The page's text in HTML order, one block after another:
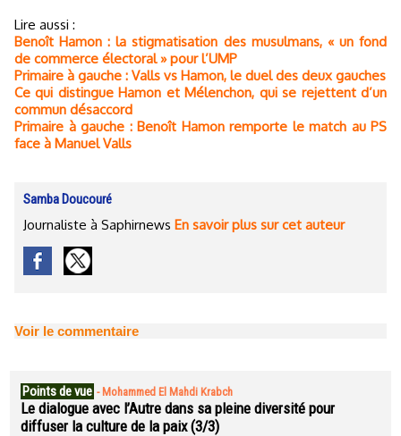
Lire aussi :
Benoît Hamon : la stigmatisation des musulmans, « un fond
de commerce électoral » pour l’UMP
Primaire à gauche : Valls vs Hamon, le duel des deux gauches
Ce qui distingue Hamon et Mélenchon, qui se rejettent d’un
commun désaccord
Primaire à gauche : Benoît Hamon remporte le match au PS
face à Manuel Valls
Samba Doucouré
Journaliste à Saphirnews En savoir plus sur cet auteur
Voir le commentaire
Points de vue - Mohammed El Mahdi Krabch
Le dialogue avec l’Autre dans sa pleine diversité pour
diffuser la culture de la paix (3/3)